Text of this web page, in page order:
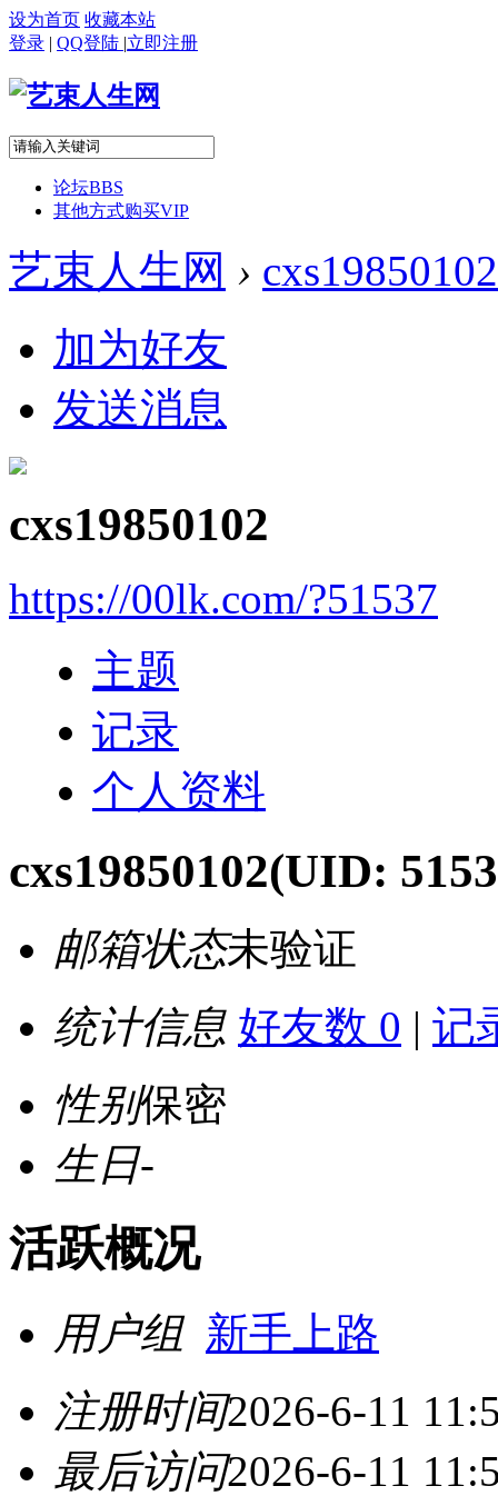
设为首页 收藏本站
登录 | QQ登陆 |立即注册
论坛BBS
其他方式购买VIP
艺束人生网 › cxs19850102
加为好友
发送消息
cxs19850102
https://00lk.com/?51537
主题
记录
个人资料
cxs19850102(UID:
邮箱状态未验证
统计信息 好友数 0 | 记
性别保密
生日-
活跃概况
用户组 新手上路
注册时间2026-6-11
最后访问2026-6-11